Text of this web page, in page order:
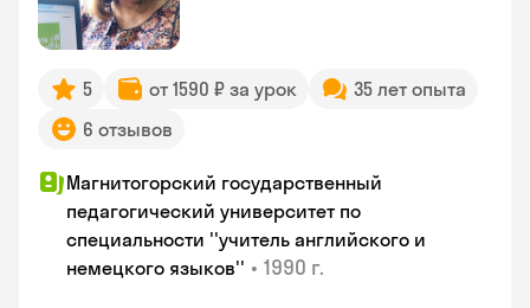
5 от 1590 ₽ за урок
35 лет опыта
6 отзывов
Магнитогорский государственный
педагогический университет по
специальности ''учитель английского и
немецкого языков'' • 1990 г.